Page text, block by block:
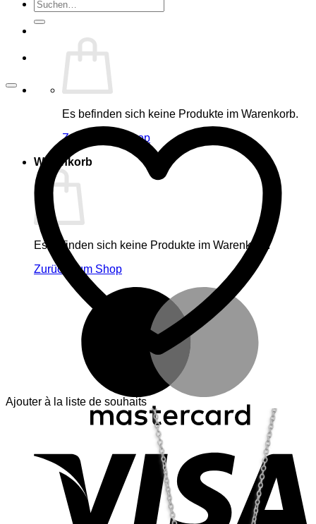
Suche
nach:
Es befinden sich keine Produkte im Warenkorb.
Zurück zum Shop
Warenkorb
Es befinden sich keine Produkte im Warenkorb.
Zurück zum Shop
Ajouter à la liste de souhaits